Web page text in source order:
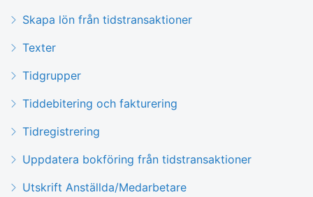
Skapa lön från tidstransaktioner
Texter
Tidgrupper
Tiddebitering och fakturering
Tidregistrering
Uppdatera bokföring från tidstransaktioner
Utskrift Anställda/Medarbetare